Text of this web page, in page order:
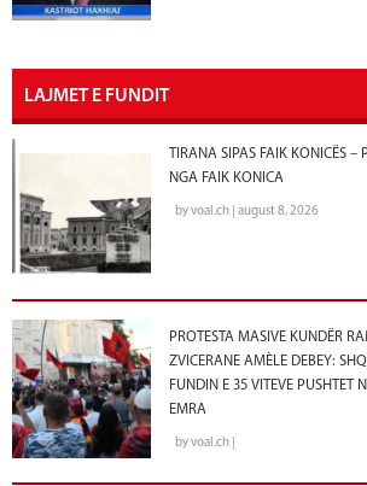
LAJMET E FUNDIT
TIRANA SIPAS FAIK KONICËS –
NGA FAIK KONICA
by voal.ch | august 8, 2026
PROTESTA MASIVE KUNDËR
ZVICERANE AMÈLE DEBEY:
FUNDIN E 35 VITEVE PUSHTET
EMRA
by voal.ch |